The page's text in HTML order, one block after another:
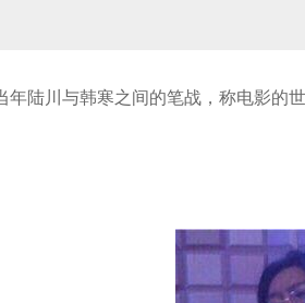
年陆川与韩寒之间的笔战，称电影的